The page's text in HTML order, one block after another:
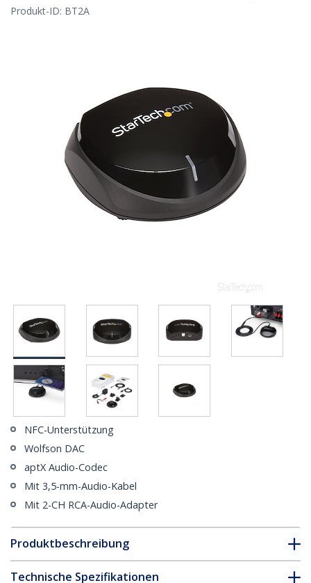
Produkt-ID: BT2A
NFC-Unterstützung
Wolfson DAC
aptX Audio-Codec
Mit 3,5-mm-Audio-Kabel
Mit 2-CH RCA-Audio-Adapter
Produktbeschreibung
Technische Spezifikationen